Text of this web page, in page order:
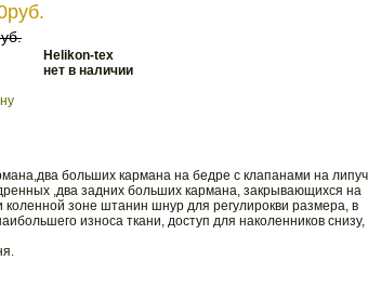
Helikon-tex
нет в наличии
больших кармана на бедре с клапанами на
,два задних больших кармана, закрывающихся на
коленной зоне штанин шнур для регулирокви размера, в
износа ткани, доступ для наколенников снизу,